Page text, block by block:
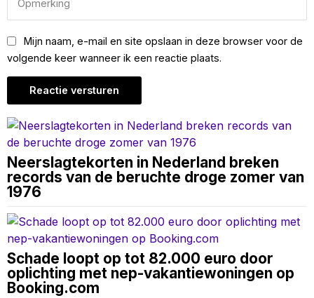
Mijn naam, e-mail en site opslaan in deze browser voor de
volgende keer wanneer ik een reactie plaats.
Neerslagtekorten in Nederland breken
records van de beruchte droge zomer van
1976
Schade loopt op tot 82.000 euro door
oplichting met nep-vakantiewoningen op
Booking.com